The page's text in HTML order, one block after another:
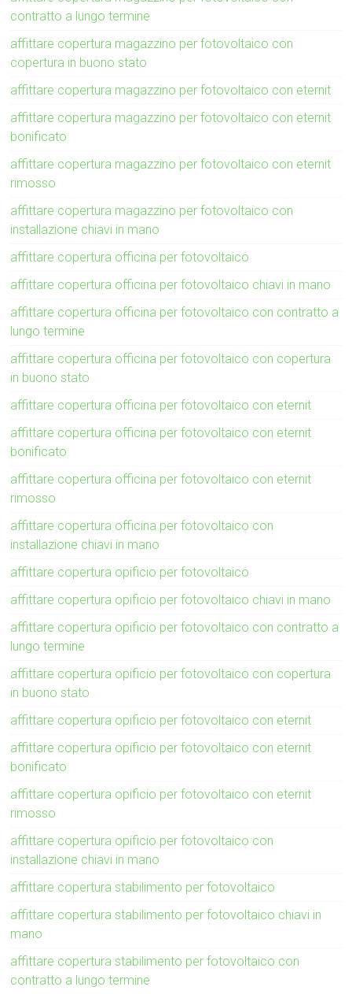
contratto a lungo termine
affittare copertura magazzino per fotovoltaico con
copertura in buono stato
affittare copertura magazzino per fotovoltaico con eternit
affittare copertura magazzino per fotovoltaico con eternit
bonificato
affittare copertura magazzino per fotovoltaico con eternit
rimosso
affittare copertura magazzino per fotovoltaico con
installazione chiavi in mano
affittare copertura officina per fotovoltaico
affittare copertura officina per fotovoltaico chiavi in mano
affittare copertura officina per fotovoltaico con contratto a
lungo termine
affittare copertura officina per fotovoltaico con copertura
in buono stato
affittare copertura officina per fotovoltaico con eternit
affittare copertura officina per fotovoltaico con eternit
bonificato
affittare copertura officina per fotovoltaico con eternit
rimosso
affittare copertura officina per fotovoltaico con
installazione chiavi in mano
affittare copertura opificio per fotovoltaico
affittare copertura opificio per fotovoltaico chiavi in mano
affittare copertura opificio per fotovoltaico con contratto a
lungo termine
affittare copertura opificio per fotovoltaico con copertura
in buono stato
affittare copertura opificio per fotovoltaico con eternit
affittare copertura opificio per fotovoltaico con eternit
bonificato
affittare copertura opificio per fotovoltaico con eternit
rimosso
affittare copertura opificio per fotovoltaico con
installazione chiavi in mano
affittare copertura stabilimento per fotovoltaico
affittare copertura stabilimento per fotovoltaico chiavi in
mano
affittare copertura stabilimento per fotovoltaico con
contratto a lungo termine